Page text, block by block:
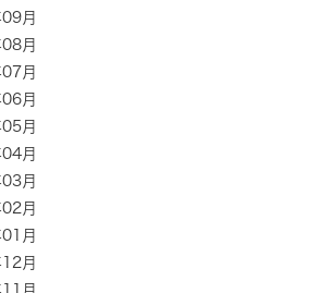
月
月
月
月
月
月
月
月
月
月
月